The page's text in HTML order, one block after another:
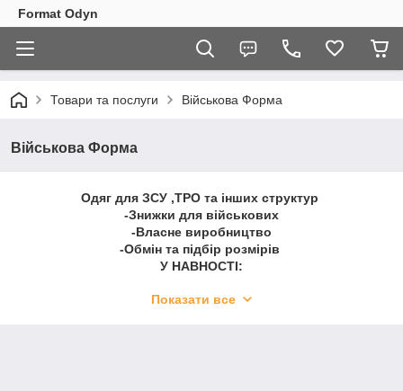
Format Odyn
Товари та послуги Військова Форма
Військова Форма
Одяг для ЗСУ ,ТРО та інших структур
-Знижки для військових
-Власне виробництво
-Обмін та підбір розмірів
У НАВНОСТІ:
Поло \ Футболки \ Термобілизна
Показати все